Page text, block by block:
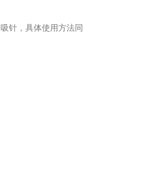
针，具体使用方法同